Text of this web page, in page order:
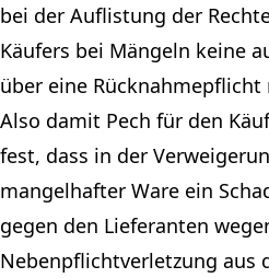
bei der Auflistung der
Käufers bei Mängeln keine
über eine
Also damit Pech für den
fest, dass in der
mangelhafter Ware ein
gegen den Lieferanten
Nebenpflichtverletzung aus